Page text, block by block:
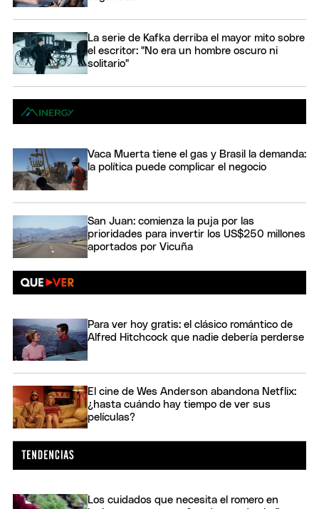
La serie de Kafka derriba el mayor mito sobre
el escritor: "No era un hombre oscuro ni
solitario"
Vaca Muerta tiene el gas y Brasil la demanda:
la política puede complicar el negocio
San Juan: comienza la puja por las
prioridades para invertir los US$250 millones
aportados por Vicuña
Para ver hoy gratis: el clásico romántico de
Alfred Hitchcock que nadie debería perderse
El cine de Wes Anderson abandona Netflix:
¿hasta cuándo hay tiempo de ver sus
películas?
Los cuidados que necesita el romero en